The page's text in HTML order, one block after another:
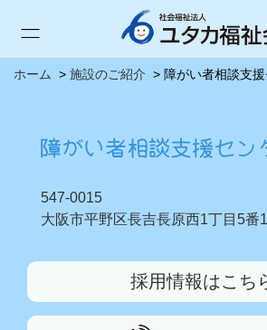
ホーム 施設のご紹介 障がい者相談支
障がい者相談支援セン
547-0015
大阪市平野区長吉長原西1丁目5番
採用情報はこち